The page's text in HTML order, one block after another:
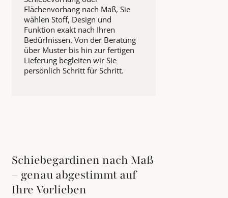
Flächenvorhang nach Maß, Sie
wählen Stoff, Design und
Funktion exakt nach Ihren
Bedürfnissen. Von der Beratung
über Muster bis hin zur fertigen
Lieferung begleiten wir Sie
persönlich Schritt für Schritt.
Schiebegardinen nach Maß
– genau abgestimmt auf
Ihre Vorlieben